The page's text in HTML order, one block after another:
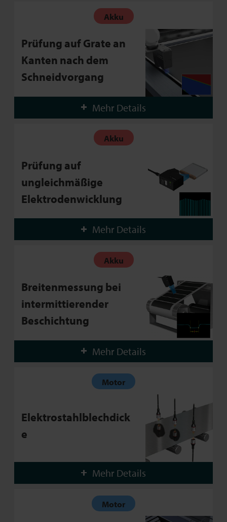
Akku
Prüfung auf Grate an
Kanten nach dem
Schneidvorgang
Mehr Details
Akku
Prüfung auf
ungleichmäßige
Elektrodenwicklung
Mehr Details
Akku
Breitenmessung bei
intermittierender
Beschichtung
Mehr Details
Motor
Elektrostahlblechdick
e
Mehr Details
Motor